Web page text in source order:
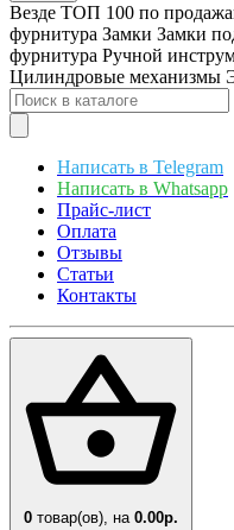
Везде ТОП 100 по
фурнитура Замки Замки
фурнитура Ручной
Цилиндровые механизмы
Написать в Telegram
Написать в Whatsapp
Прайс-лист
Оплата
Отзывы
Статьи
Контакты
0 товар(ов), на 0.00р.